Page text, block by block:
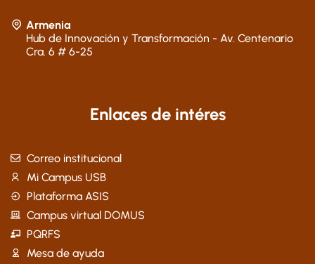
Armenia
Hub de Innovación y Transformación - Av. Centenario
Cra. 6 # 6-25
Enlaces de intéres
Correo institucional
Mi Campus USB
Plataforma ASIS
Campus virtual DOMUS
PQRFS
Mesa de ayuda